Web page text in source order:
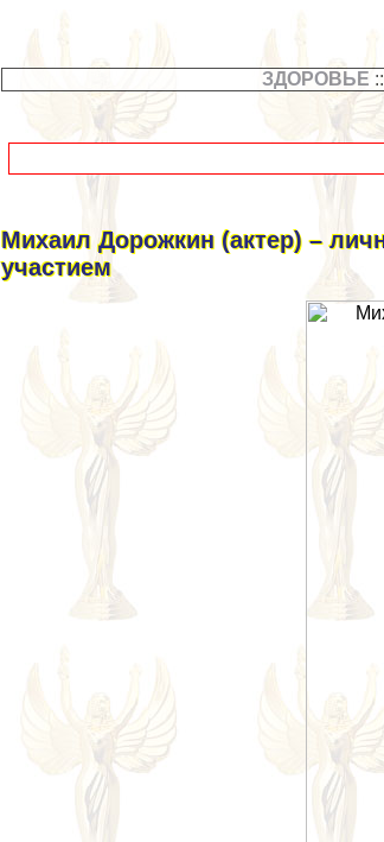
ЗДОРОВЬЕ ::
Михаил Дорожкин (актер) –
участием